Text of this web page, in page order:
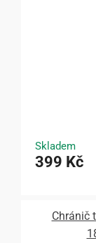
Skladem
399 Kč
Chránič